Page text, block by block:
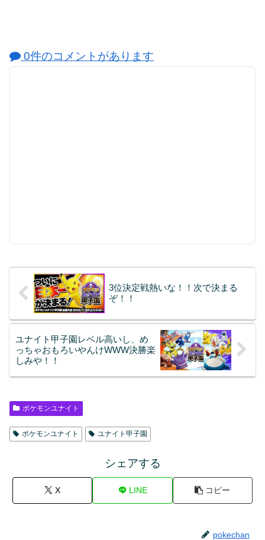
0件のコメントがあります
3位決定戦熱いな！！次で決まる
ぞ！！
ユナイト甲子園レベル高いし、め
っちゃおもろいやんけWWW決勝楽
しみや！！
ポケモンユナイト
ポケモンユナイト ユナイト甲子園
シェアする
X LINE コピー
pokechan